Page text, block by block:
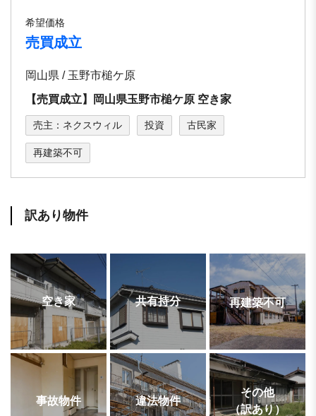
希望価格
売買成立
岡山県 / 玉野市槌ケ原
【売買成立】岡山県玉野市槌ケ原 空き家
売主：ネクスウィル 投資 古民家
再建築不可
訳あり物件
空き家 共有持分 再建築不可
事故物件 違法物件
その他
（訳あり）